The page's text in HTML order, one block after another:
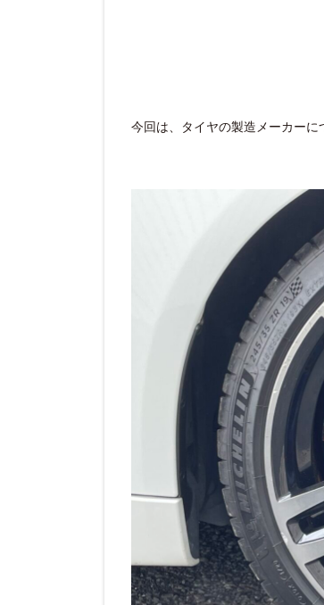
今回は、タイヤの製造メーカーに